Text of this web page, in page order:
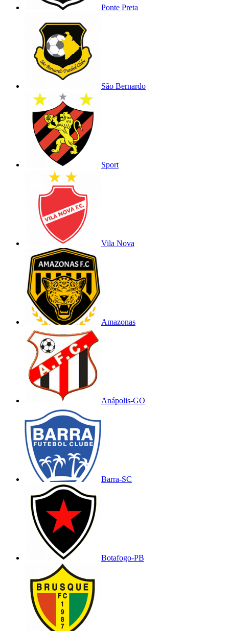
Ponte Preta
São Bernardo
Sport
Vila Nova
Amazonas
Anápolis-GO
Barra-SC
Botafogo-PB